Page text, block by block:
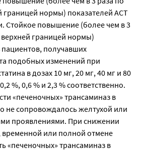
границей нормы) показателей ACT
Стойкое повышение (более чем в 3
границей нормы)
получавших
подобных изменений при
в дозах 10 мг, 20 мг, 40 мг и 80
%, 0,6 % и 2,3 % соответственно.
«печеночных» трансаминаз в
не сопровождалось желтухой или
проявлениями. При снижении
временной или полной отмене
«печеночных» трансаминаз в